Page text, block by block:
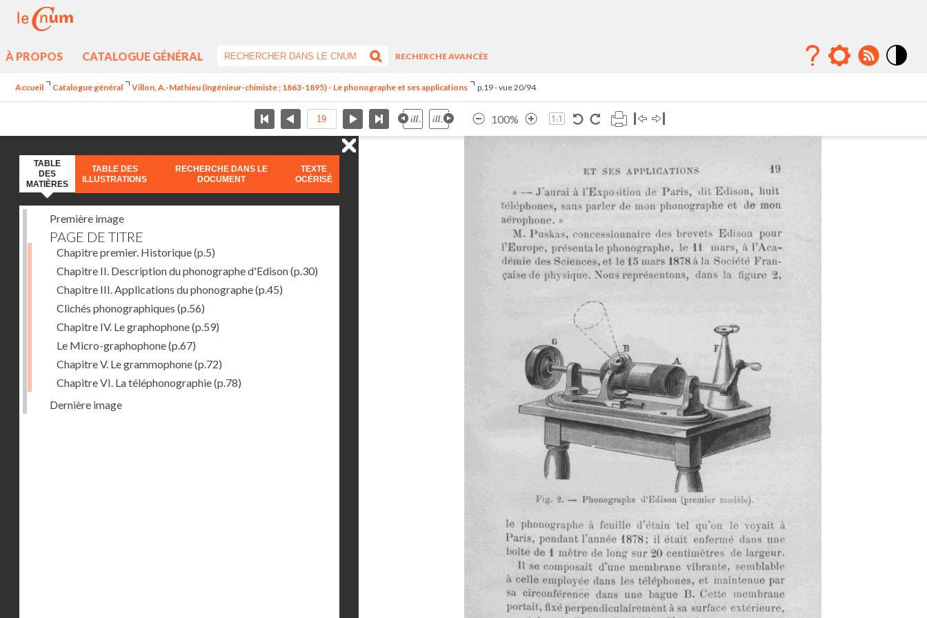
À PROPOS CATALOGUE GÉNÉRAL
RECHERCHE AVANCÉE
Accueil Catalogue général Villon, A.-Mathieu (ingénieur-chimiste ; 1863-1895) - Le phonographe et ses applications p.19 - vue 20/94
100%
TABLE
DES
MATIÈRES
TABLE DES
ILLUSTRATIONS
RECHERCHE DANS LE
DOCUMENT
TEXTE
OCÉRISÉ
Première image
PAGE DE TITRE
Chapitre premier. Historique(p.5)
Chapitre II. Description du phonographe d'Edison(p.30)
Chapitre III. Applications du phonographe(p.45)
Clichés phonographiques (p.56)
Chapitre IV. Le graphophone(p.59)
Le Micro-graphophone(p.67)
Chapitre V. Le grammophone(p.72)
Chapitre VI. La téléphonographie(p.78)
Dernière image